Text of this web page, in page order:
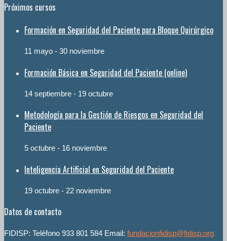
Próximos cursos
Formación en Seguridad del Paciente para Bloque Quirúrgico
11 mayo - 30 noviembre
Formación Básica en Seguridad del Paciente (online)
14 septiembre - 19 octubre
Metodología para la Gestión de Riesgos en Seguridad del
Paciente
5 octubre - 16 noviembre
Inteligencia Artificial en Seguridad del Paciente
19 octubre - 22 noviembre
Datos de contacto
FIDISP: Teléfono 933 801 584 Email: fundacionfidisp@fidisp.org